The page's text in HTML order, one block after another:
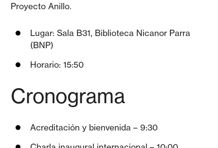
Proyecto Anillo.
Lugar: Sala B31, Biblioteca Nicanor Parra
(BNP)
Horario: 15:50
Cronograma
Acreditación y bienvenida – 9:30